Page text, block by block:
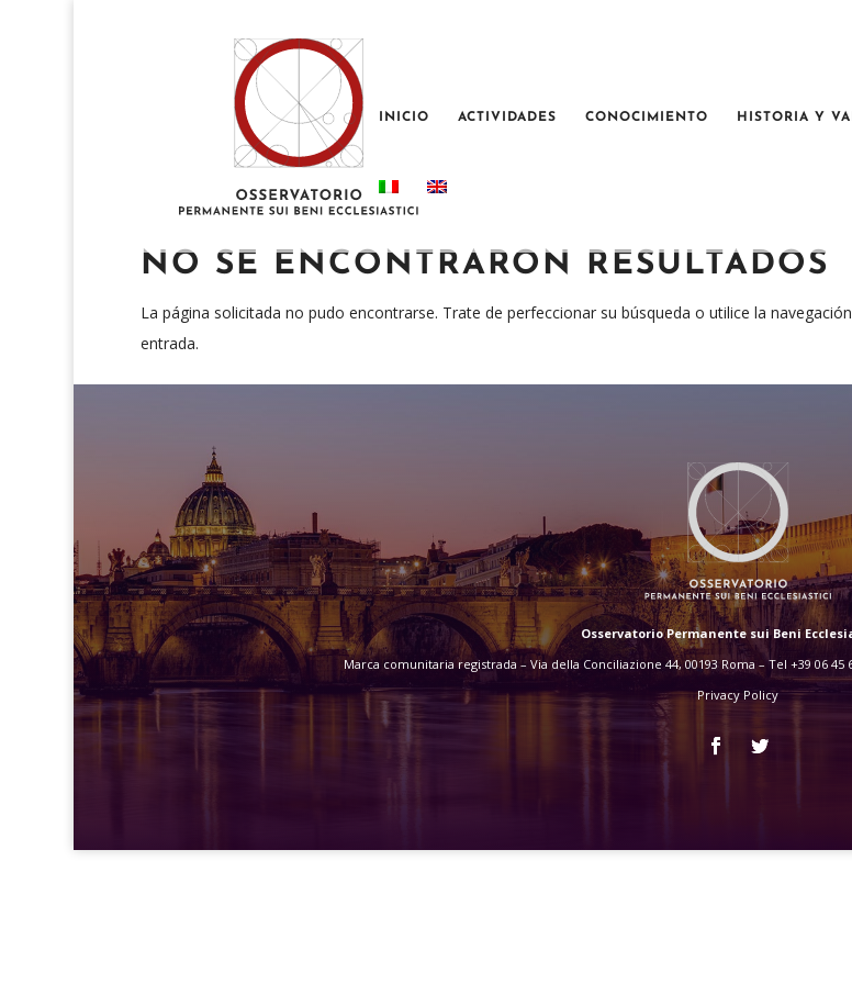
INICIO ACTIVIDADES CONOCIMIENTO HISTORIA Y
NO SE ENCONTRARON RESULTADOS
La página solicitada no pudo encontrarse. Trate de perfeccionar su búsqueda o utilice la
entrada.
Osservatorio Permanente sui Beni
Marca comunitaria registrada – Via della Conciliazione 44, 00193 Roma – Tel +39 06 45
Privacy Policy